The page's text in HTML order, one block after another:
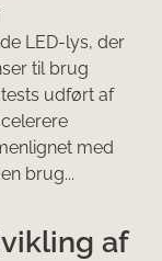
LED-lys, der
til brug
udført af
med
brug...
af